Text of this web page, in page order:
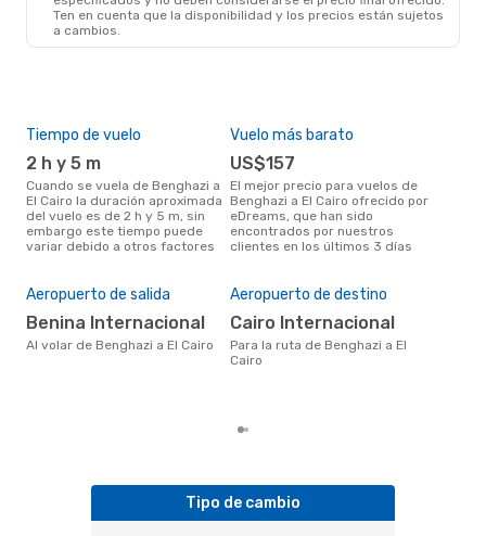
Jue., 29 De Oct.- Jue., 5 De Nov.
Ten en cuenta que la disponibilidad y los precios están sujetos
a cambios.
Tiempo de vuelo
2 h y 5 m
Cuando se vuela de Benghazi a
El Cairo la duración aproximada
del vuelo es de 2 h y 5 m, sin
embargo este tiempo puede
variar debido a otros factores
Vuelo más barato
US$157
El mejor precio para vuelos de
Benghazi a El Cairo ofrecido por
eDreams, que han sido
encontrados por nuestros
clientes en los últimos 3 días
Aeropuerto de salida
Benina Internacional
Al volar de Benghazi a El Cairo
Aeropuerto de destino
Cairo Internacional
Para la ruta de Benghazi a El
Cairo
Tipo de cambio